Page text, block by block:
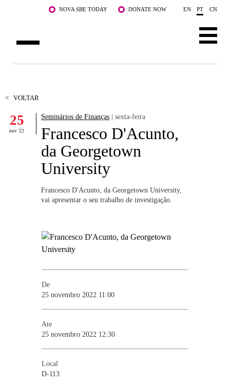
Saltar para o conteúdo principalNOVA SBE TODAY DONATE NOW EN PT CN
DOCENTES E INVESTIGAÇÃO
COMUNIDADE
LIFE AT NOVA SBE
WHAT'S HAPPENING
< VOLTAR
25
nov '22
Seminários de Finanças | sexta-feira
Francesco D'Acunto,
da Georgetown
University
Francesco D'Acunto, da Georgetown University,
vai apresentar o seu trabalho de investigação.
De
25 novembro 2022 11:00
Ate
25 novembro 2022 12:30
Local
D-113